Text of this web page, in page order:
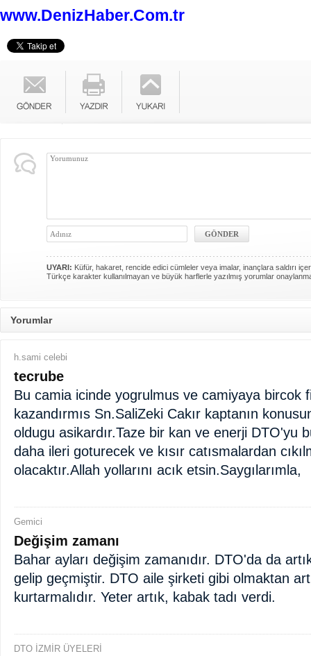
www.DenizHaber.Com.tr
UYARI: Küfür, hakaret, rencide edici cümleler veya imalar, inançlara saldırı
Türkçe karakter kullanılmayan ve büyük harflerle yazılmış yorumlar
Yorumlar
h.sami celebi
tecrube
Bu camia icinde yogrulmus ve camiyaya bircok
kazandırmıs Sn.SaliZeki Cakır kaptanın
oldugu asikardır.Taze bir kan ve enerji DTO'yu
daha ileri goturecek ve kısır catısmalardan
olacaktır.Allah yollarını acık etsin.Saygılarımla,
Gemici
Değişim zamanı
Bahar ayları değişim zamanıdır. DTO'da da
gelip geçmiştir. DTO aile şirketi gibi olmaktan
kurtarmalıdır. Yeter artık, kabak tadı verdi.
DTO İZMİR ÜYELERİ